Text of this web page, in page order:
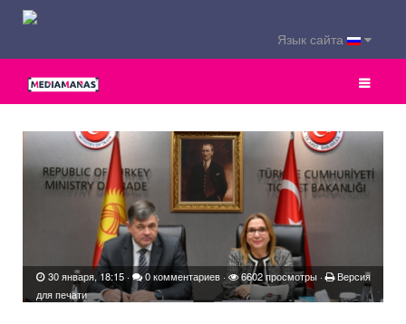
Язык сайта
30 января, 18:15 · 0 комментариев · 6602 просмотры ·
Версия
для печати